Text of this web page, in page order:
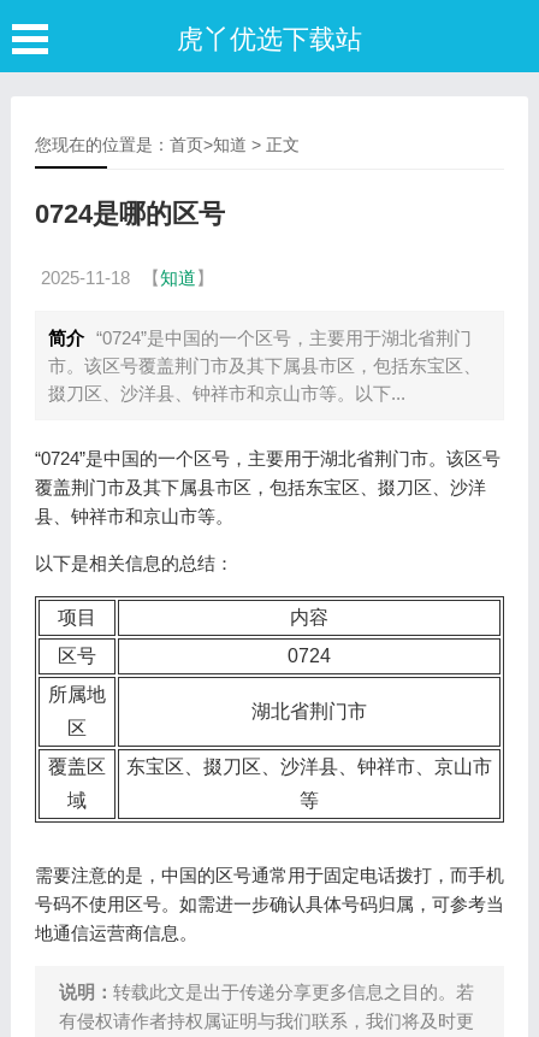
虎丫优选下载站
您现在的位置是： 首页>知道 > 正文
0724是哪的区号
2025-11-18 【知道】
简介 “0724”是中国的一个区号，主要用于湖北省荆门
市。该区号覆盖荆门市及其下属县市区，包括东宝区、
掇刀区、沙洋县、钟祥市和京山市等。以下...
“0724”是中国的一个区号，主要用于湖北省荆门市。该区号
覆盖荆门市及其下属县市区，包括东宝区、掇刀区、沙洋
县、钟祥市和京山市等。
以下是相关信息的总结：
项目
内容
区号
0724
所属地
区
湖北省荆门市
覆盖区
域
东宝区、掇刀区、沙洋县、钟祥市、京山市
等
需要注意的是，中国的区号通常用于固定电话拨打，而手机
号码不使用区号。如需进一步确认具体号码归属，可参考当
地通信运营商信息。
说明： 转载此文是出于传递分享更多信息之目的。若
有侵权请作者持权属证明与我们联系，我们将及时更